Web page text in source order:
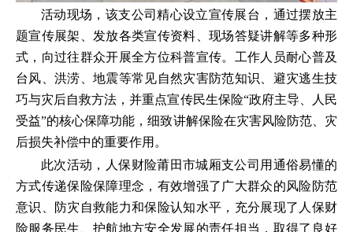
活动现场，该支公司精心设立宣传展台，通过摆放主
题宣传展架、发放各类宣传资料、现场答疑讲解等多种形
式，向过往群众开展全方位科普宣传。工作人员耐心普及
台风、洪涝、地震等常见自然灾害防范知识、避灾逃生技
巧与灾后自救方法，并重点宣传民生保险“政府主导、人民
受益”的核心保障功能，细致讲解保险在灾害风险防范、灾
后损失补偿中的重要作用。
此次活动，人保财险莆田市城厢支公司用通俗易懂的
方式传递保险保障理念，有效增强了广大群众的风险防范
意识、防灾自救能力和保险认知水平，充分展现了人保财
险服务民生、护航地方安全发展的责任担当，取得了良好